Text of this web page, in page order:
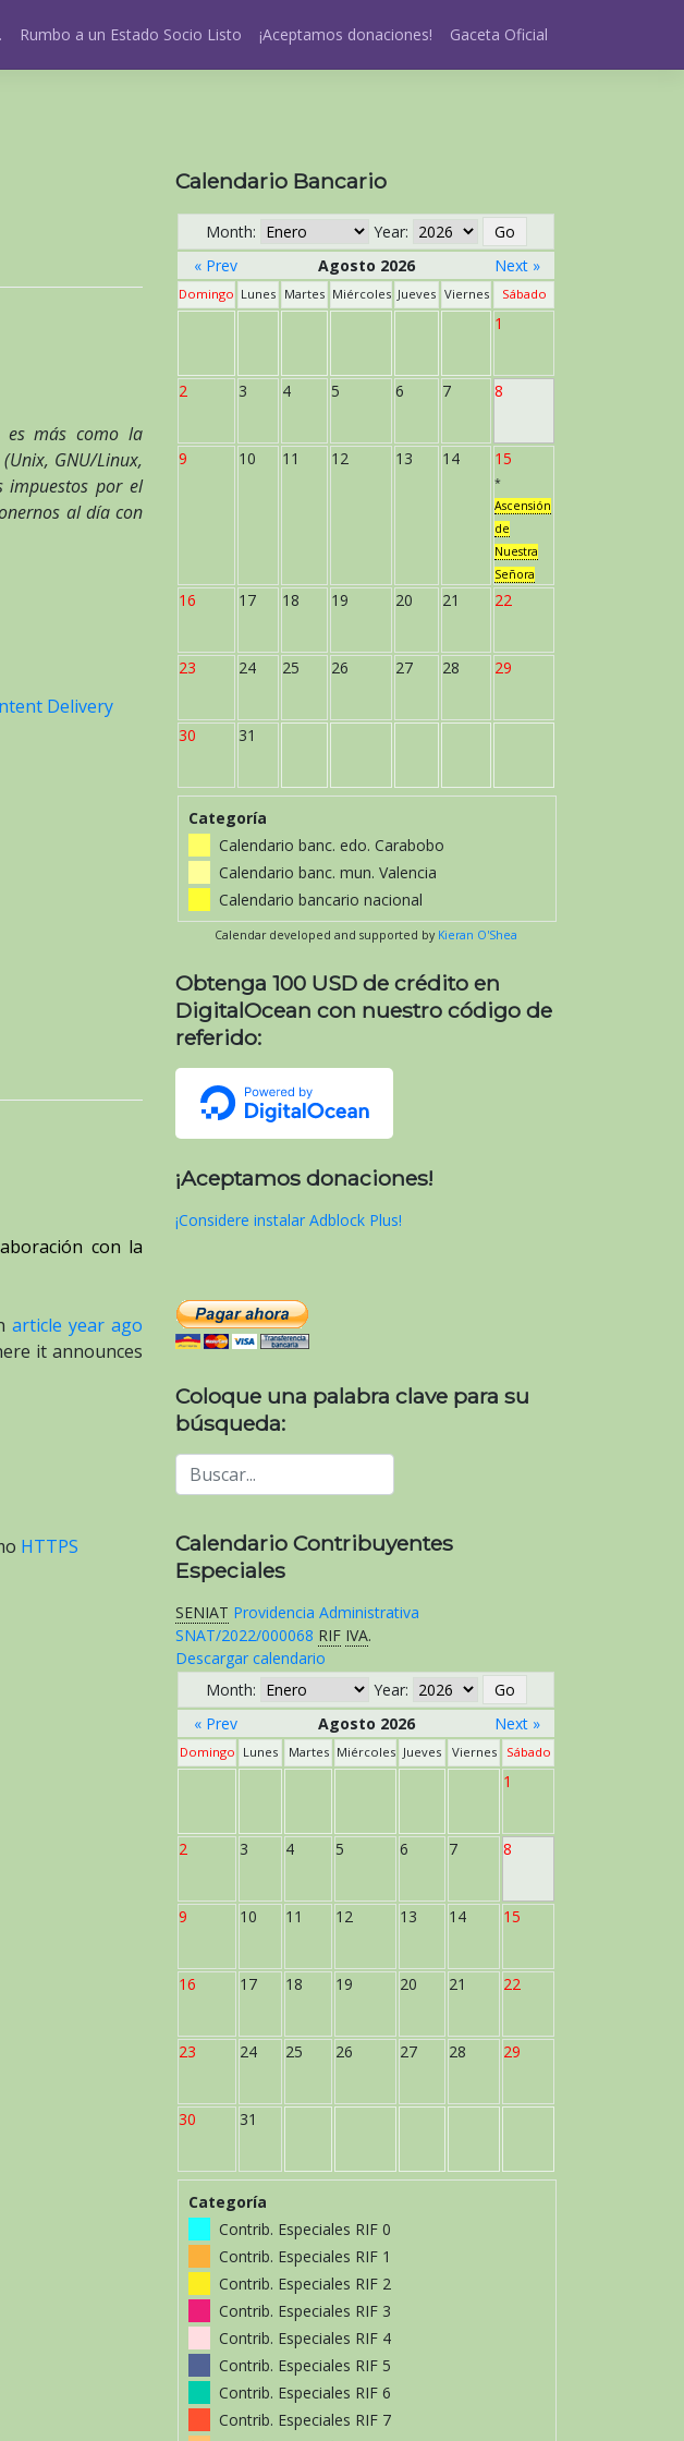
Rumbo a un Estado Socio Listo ¡Aceptamos donaciones! Gaceta Oficial
es más como la
GNU/Linux,
impuestos por el
al día con
Delivery
con la
article year ago
it announces
HTTPS
Calendario Bancario
Month:
Year:
« Prev
Agosto 2026 Next »
Domingo Lunes Martes Miércoles Jueves Viernes Sábado
1
2 3 4 5 6 7 8
9 10 11 12 13 14 15
*
Ascensión
de
Nuestra
Señora
16 17 18 19 20 21 22
23 24 25 26 27 28 29
30 31
Categoría
Calendario banc. edo. Carabobo
Calendario banc. mun. Valencia
Calendario bancario nacional
Calendar developed and supported by Kieran O'Shea
Obtenga 100 USD de crédito en
DigitalOcean con nuestro código de
referido:
¡Aceptamos donaciones!
¡Considere instalar Adblock Plus!
Coloque una palabra clave para su
búsqueda:
Calendario Contribuyentes
Especiales
SENIAT Providencia Administrativa
SNAT/2022/000068 RIF IVA.
Descargar calendario
Month:
Year:
« Prev
Agosto 2026 Next »
Domingo Lunes Martes Miércoles Jueves Viernes Sábado
1
2 3 4 5 6 7 8
9 10 11 12 13 14 15
16 17 18 19 20 21 22
23 24 25 26 27 28 29
30 31
Categoría
Contrib. Especiales RIF 0
Contrib. Especiales RIF 1
Contrib. Especiales RIF 2
Contrib. Especiales RIF 3
Contrib. Especiales RIF 4
Contrib. Especiales RIF 5
Contrib. Especiales RIF 6
Contrib. Especiales RIF 7